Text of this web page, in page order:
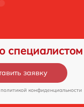
специалистом
заявку
политикой конфиденциальности